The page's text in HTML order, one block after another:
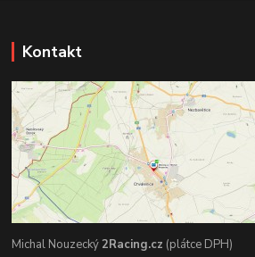
Kontakt
Michal Nouzecký2Racing.cz (plátce DPH)